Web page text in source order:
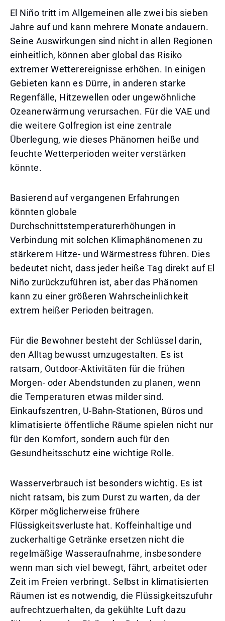
El Niño tritt im Allgemeinen alle zwei bis sieben
Jahre auf und kann mehrere Monate andauern.
Seine Auswirkungen sind nicht in allen Regionen
einheitlich, können aber global das Risiko
extremer Wetterereignisse erhöhen. In einigen
Gebieten kann es Dürre, in anderen starke
Regenfälle, Hitzewellen oder ungewöhnliche
Ozeanerwärmung verursachen. Für die VAE und
die weitere Golfregion ist eine zentrale
Überlegung, wie dieses Phänomen heiße und
feuchte Wetterperioden weiter verstärken
könnte.
Basierend auf vergangenen Erfahrungen
könnten globale
Durchschnittstemperaturerhöhungen in
Verbindung mit solchen Klimaphänomenen zu
stärkerem Hitze- und Wärmestress führen. Dies
bedeutet nicht, dass jeder heiße Tag direkt auf El
Niño zurückzuführen ist, aber das Phänomen
kann zu einer größeren Wahrscheinlichkeit
extrem heißer Perioden beitragen.
Für die Bewohner besteht der Schlüssel darin,
den Alltag bewusst umzugestalten. Es ist
ratsam, Outdoor-Aktivitäten für die frühen
Morgen- oder Abendstunden zu planen, wenn
die Temperaturen etwas milder sind.
Einkaufszentren, U-Bahn-Stationen, Büros und
klimatisierte öffentliche Räume spielen nicht nur
für den Komfort, sondern auch für den
Gesundheitsschutz eine wichtige Rolle.
Wasserverbrauch ist besonders wichtig. Es ist
nicht ratsam, bis zum Durst zu warten, da der
Körper möglicherweise frühere
Flüssigkeitsverluste hat. Koffeinhaltige und
zuckerhaltige Getränke ersetzen nicht die
regelmäßige Wasseraufnahme, insbesondere
wenn man sich viel bewegt, fährt, arbeitet oder
Zeit im Freien verbringt. Selbst in klimatisierten
Räumen ist es notwendig, die Flüssigkeitszufuhr
aufrechtzuerhalten, da gekühlte Luft dazu